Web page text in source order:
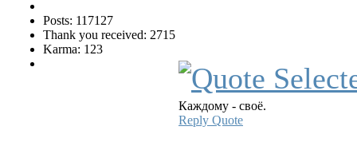
Posts: 117127
Thank you received: 2715
Karma: 123
Каждому - своё.
Reply Quote